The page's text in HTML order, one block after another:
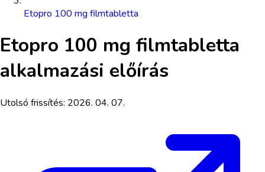
Etopro 100 mg filmtabletta
Etopro 100 mg filmtabletta
alkalmazási előírás
Utolsó frissítés: 2026. 04. 07.